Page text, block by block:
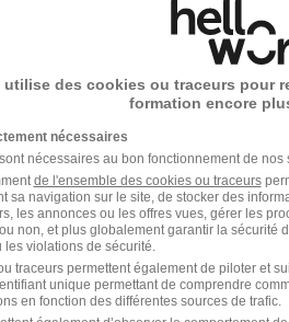
Administratif
13 - 15 € / heure 2
Administratif
Intérim
utilise des cookies ou traceurs pour
formation encore
nécessaires
nécessaires au bon fonctionnement de nos
de l'ensemble des cookies ou traceurs
sa navigation sur le site, de stocker des
les annonces ou les offres vues, gérer les
non, et plus globalement garantir la sécurité
violations de sécurité.
traceurs permettent également de piloter et
unique permettant de comprendre
en fonction des différentes sources de trafic.